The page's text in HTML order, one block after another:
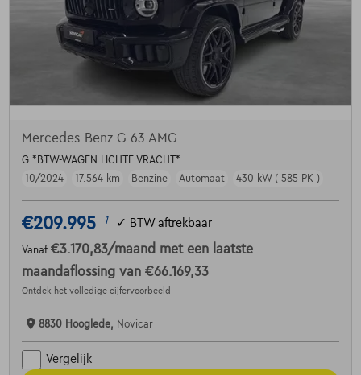
Mercedes-Benz G 63 AMG
G *BTW-WAGEN LICHTE VRACHT*
10/2024
17.564 km Benzine Automaat 430 kW ( 585 PK )
€209.995 1 ✓ BTW aftrekbaar
Vanaf €3.170,83/maand met een laatste
maandaflossing van €66.169,33
Ontdek het volledige cijfervoorbeeld
8830 Hooglede, Novicar
Vergelijk